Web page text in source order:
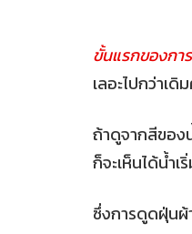
ขั้นแรกของกา
เลอะไปกว่าเ
ถ้าดูจากสีของ
ก็จะเห็นได้น้ำ
ซึ่งการดูดฝุ่นผ้